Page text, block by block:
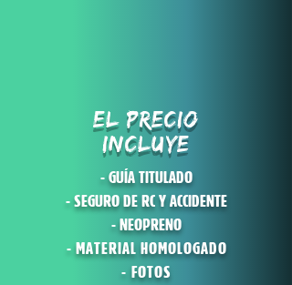
EL PRECIO
INCLUYE
- GUÍA TITULADO
- SEGURO DE RC Y ACCIDENTE
- NEOPRENO
- MATERIAL HOMOLOGADO
- FOTOS